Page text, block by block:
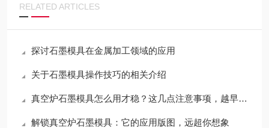
RELATED ARTICLES
探讨石墨模具在金属加工领域的应用
关于石墨模具操作技巧的相关介绍
真空炉石墨模具怎么用才稳？这几点注意事项，越早知道越省心
解锁真空炉石墨模具：它的应用版图，远超你想象